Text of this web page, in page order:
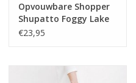
Opvouwbare Shopper
Shupatto Foggy Lake
M
€23,95